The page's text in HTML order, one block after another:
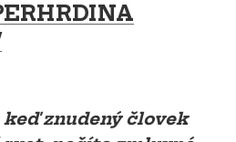
keď znudený človek